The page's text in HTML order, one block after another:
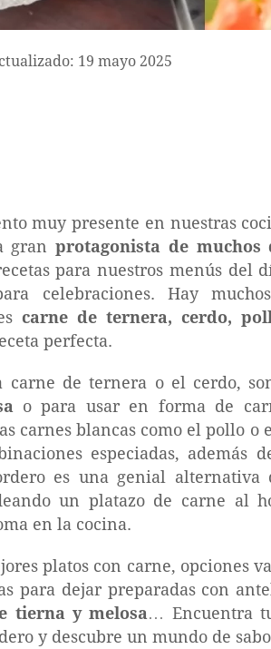
19 mayo 2025
muy presente en nuestras
granprotagonista de muchos
para nuestros menús del
celebraciones. Hay
carne de ternera, cerdo,
perfecta.
carne de ternera o el cerdo,
o para usar en forma de
carnes blancas como el pollo
especiadas, además
es una genial alternativa
un platazo de carne al
en la cocina.
platos con carne, opciones
para dejar preparadas con
tierna y melosa… Encuentra
y descubre un mundo de